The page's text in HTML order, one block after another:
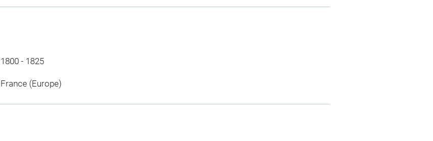
1800 - 1825
France (Europe)